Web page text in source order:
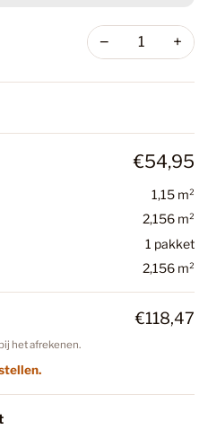
− +
€54,95
1,15 m²
2,156 m²
1 pakket
2,156 m²
€118,47
het afrekenen.